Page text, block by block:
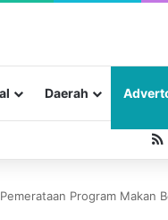
Daerah
Program Makan